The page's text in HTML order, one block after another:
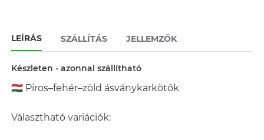
LEÍRÁS SZÁLLÍTÁS JELLEMZŐK
Készleten - azonnal szállítható
🇭🇺 Piros–fehér–zöld ásványkarkötők
Választható variációk: